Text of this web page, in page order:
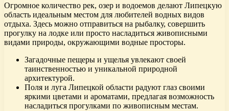
Огромное количество рек, озер и водоемов делают Липецкую
область идеальным местом для любителей водных видов
отдыха. Здесь можно отправиться на рыбалку, совершить
прогулку на лодке или просто насладиться живописными
видами природы, окружающими водные просторы.
Загадочные пещеры и ущелья увлекают своей
таинственностью и уникальной природной
архитектурой.
Поля и луга Липецкой области радуют глаз своими
яркими цветами и ароматами, предлагая возможность
насладиться прогулками по живописным местам.